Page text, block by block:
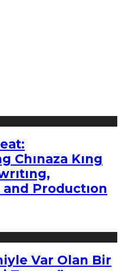
Chınaza Kıng
Productıon
Var Olan Bir